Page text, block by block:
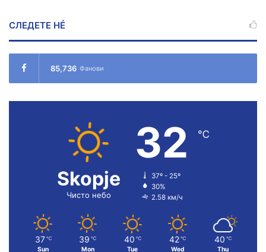
СЛЕДЕТЕ НÉ
85,736 Фанови
Skopje
Чисто небо
32 ℃
37º - 25º
30%
2.58 км/ч
37 ℃
Sun
39 ℃
Mon
40 ℃
Tue
42 ℃
Wed
40 ℃
Thu